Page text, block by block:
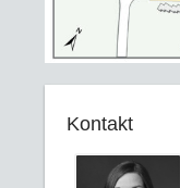
Kontakt